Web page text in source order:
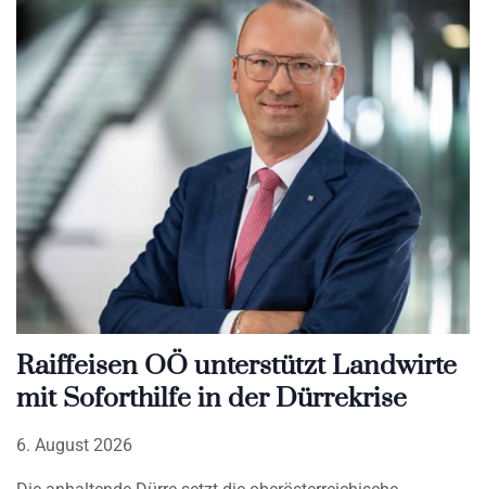
Raiffeisen OÖ unterstützt Landwirte
mit Soforthilfe in der Dürrekrise
6. August 2026